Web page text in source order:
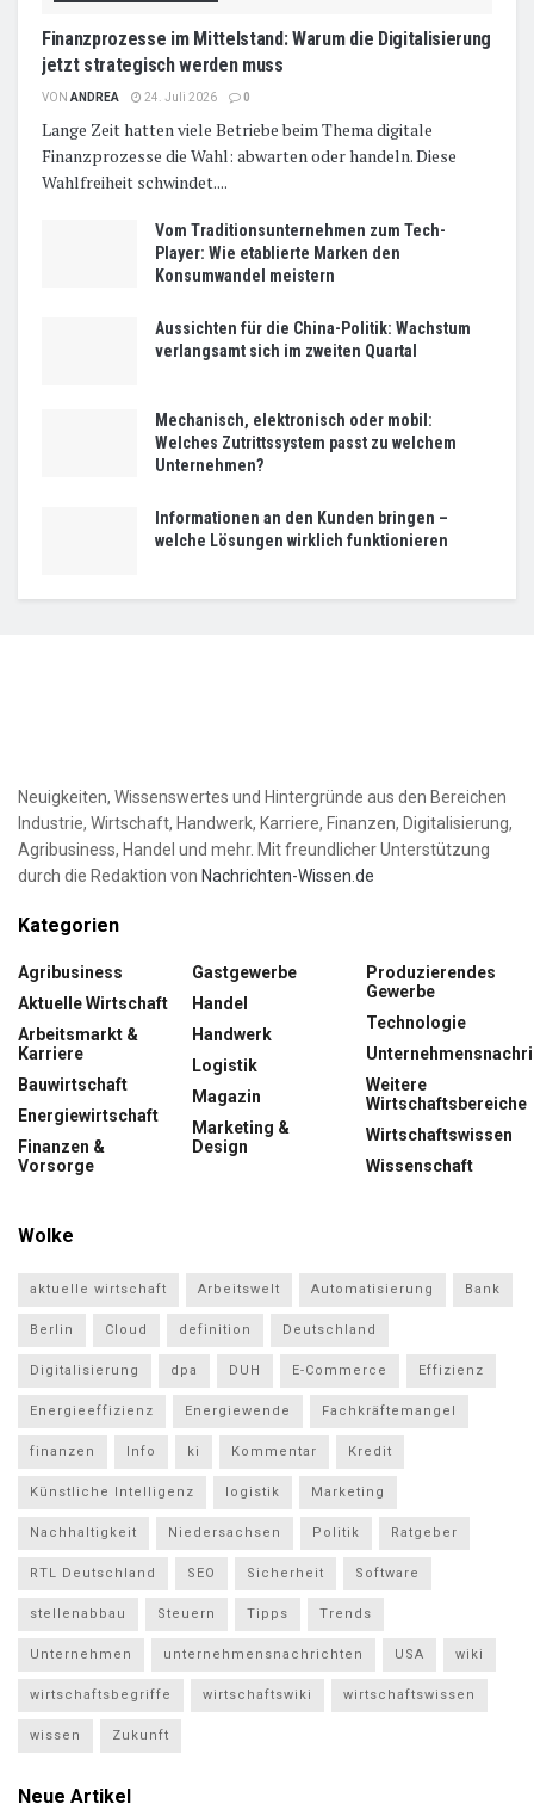
Finanzprozesse im Mittelstand: Warum die Digitalisierung
jetzt strategisch werden muss
VON ANDREA 24. Juli 2026 0
Lange Zeit hatten viele Betriebe beim Thema digitale
Finanzprozesse die Wahl: abwarten oder handeln. Diese
Wahlfreiheit schwindet....
Vom Traditionsunternehmen zum Tech-
Player: Wie etablierte Marken den
Konsumwandel meistern
Aussichten für die China-Politik: Wachstum
verlangsamt sich im zweiten Quartal
Mechanisch, elektronisch oder mobil:
Welches Zutrittssystem passt zu welchem
Unternehmen?
Informationen an den Kunden bringen –
welche Lösungen wirklich funktionieren
Neuigkeiten, Wissenswertes und Hintergründe aus den Bereichen
Industrie, Wirtschaft, Handwerk, Karriere, Finanzen, Digitalisierung,
Agribusiness, Handel und mehr. Mit freundlicher Unterstützung
durch die Redaktion von Nachrichten-Wissen.de
Kategorien
Agribusiness
Aktuelle Wirtschaft
Arbeitsmarkt &
Karriere
Bauwirtschaft
Energiewirtschaft
Finanzen &
Vorsorge
Gastgewerbe
Handel
Handwerk
Logistik
Magazin
Marketing &
Design
Produzierendes
Gewerbe
Technologie
Weitere
Wirtschaftsbereiche
Wirtschaftswissen
Wissenschaft
Wolke
aktuelle wirtschaft Arbeitswelt Automatisierung Bank
Berlin Cloud definition Deutschland
Digitalisierung dpa DUH E-Commerce Effizienz
Energieeffizienz Energiewende Fachkräftemangel
finanzen Info ki Kommentar Kredit
Künstliche Intelligenz logistik Marketing
Nachhaltigkeit Niedersachsen Politik Ratgeber
RTL Deutschland SEO Sicherheit Software
stellenabbau Steuern Tipps Trends
Unternehmen unternehmensnachrichten USA wiki
wirtschaftsbegriffe wirtschaftswiki wirtschaftswissen
wissen Zukunft
Neue Artikel